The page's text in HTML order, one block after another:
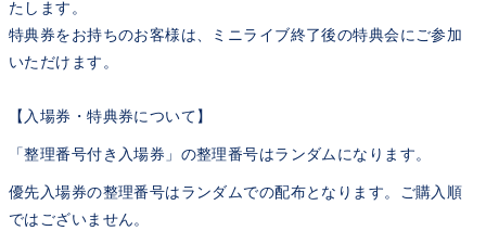
たします。
特典券をお持ちのお客様は、ミニライブ終了後の特典会にご参加
いただけます。
【入場券・特典券について】
「整理番号付き入場券」の整理番号はランダムになります。
優先入場券の整理番号はランダムでの配布となります。ご購入順
ではございません。